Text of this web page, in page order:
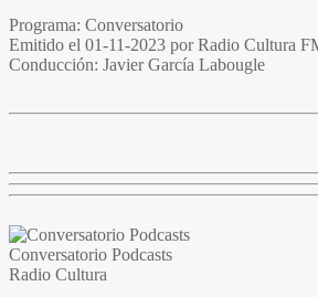
Programa: Conversatorio
Emitido el 01-11-2023 por Radio Cultura
Conducción: Javier García Labougle
Conversatorio Podcasts
Radio Cultura